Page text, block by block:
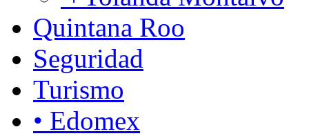
Quintana Roo
Seguridad
Turismo
• Edomex